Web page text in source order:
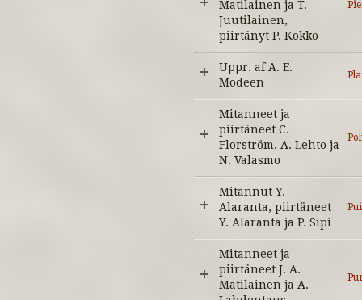
Matilainen ja T.
Juutilainen,
piirtänyt P. Kokko
Uppr. af A. E.
Modeen
Mitanneet ja
piirtäneet C.
Florström, A. Lehto ja
N. Valasmo
Mitannut Y.
Alaranta, piirtäneet
Y. Alaranta ja P. Sipi
Mitanneet ja
piirtäneet J. A.
Matilainen ja A.